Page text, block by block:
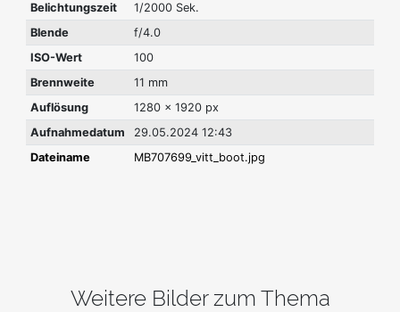
Belichtungszeit
1/2000 Sek.
Blende
f/4.0
ISO-Wert
100
Brennweite
11 mm
Auflösung
1280 x 1920 px
Aufnahmedatum
29.05.2024 12:43
Dateiname
MB707699_vitt_boot.jpg
Weitere Bilder zum Thema